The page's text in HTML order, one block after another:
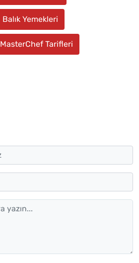
Balık Yemekleri
MasterChef Tarifleri